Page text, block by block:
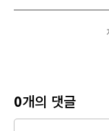
0개의 댓글